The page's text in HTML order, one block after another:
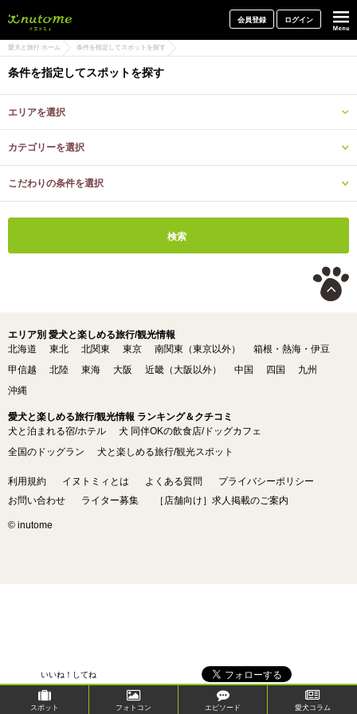
会員登録 ログイン
いいね！してね
愛犬と旅行 ホーム 条件を指定してスポットを探す
条件を指定してスポットを探す
エリアを選択
カテゴリーを選択
こだわりの条件を選択
エリア別 愛犬と楽しめる旅行/観光情報
北海道
東北 北関東 東京 南関東（東京以外）
箱根・熱海・伊豆
甲信越
北陸 東海 大阪 近畿（大阪以外） 中国 四国
九州
沖縄
愛犬と楽しめる旅行/観光情報 ランキング＆クチコミ
犬と泊まれる宿/ホテル
犬 同伴OKの飲食店/ドッグカフェ
全国のドッグラン
犬と楽しめる旅行/観光スポット
利用規約 イヌトミィとは よくある質問
プライバシーポリシー
お問い合わせ
ライター募集 ［店舗向け］求人掲載のご案内
© inutome
スポット フォトコン エピソード 愛犬コラム